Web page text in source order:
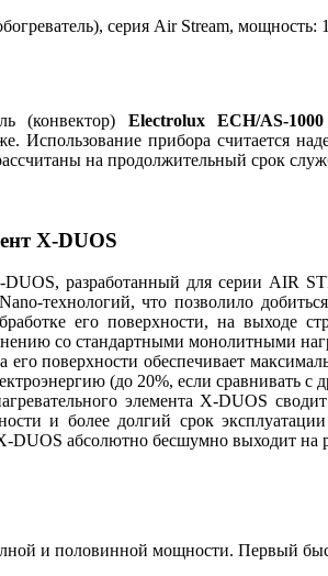
серия Air Stream,
(конвектор) Electrolux ECH/AS-
Использование прибора считается
на продолжительный срок
X-DUOS
DUOS, разработанный для серии AIR
Nano-технологий, что позволило
его поверхности, на выходе
со стандартными монолитными
его поверхности обеспечивает
(до 20%, если сравнивать с
элемента X-DUOS
и более долгий срок
DUOS абсолютно бесшумно выходит на
и половинной мощности. Первый